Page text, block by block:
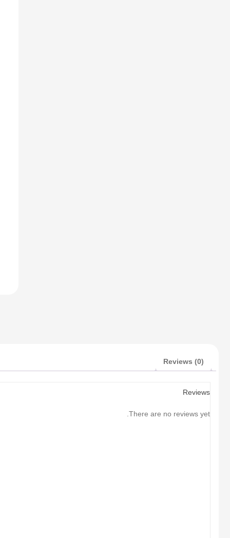
Reviews (0)
Reviews
There are no reviews yet.